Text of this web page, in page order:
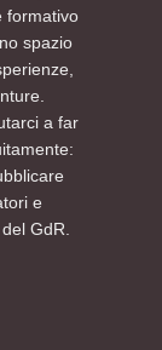
formativo
spazio
a far
e
GdR.